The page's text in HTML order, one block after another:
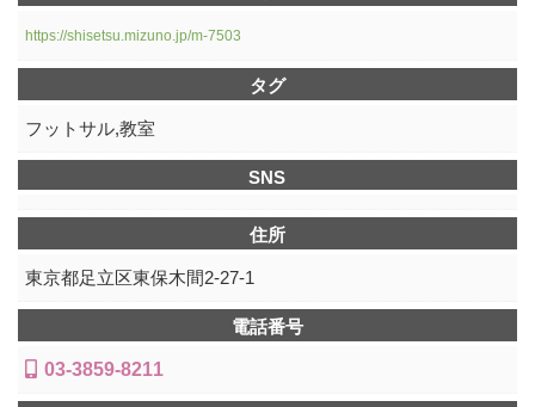
https://shisetsu.mizuno.jp/m-7503
タグ
フットサル,教室
SNS
住所
東京都足立区東保木間2-27-1
電話番号
03-3859-8211